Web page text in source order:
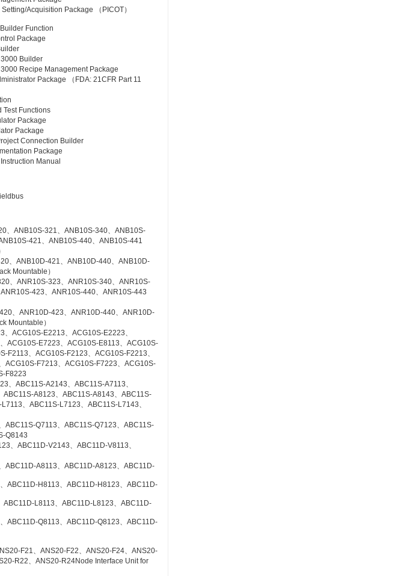
Acquisition Package （PICOT）
Function
Package
Builder
Recipe Management Package
Package （FDA: 21CFR Part 11
Test Functions
Package
Package
Connection Builder
Package
Manual
、ANB10S-321、ANB10S-340、ANB10S-
421、ANB10S-440、ANB10S-441
、ANB10D-421、ANB10D-440、ANB10D-
Mountable）
、ANR10S-323、ANR10S-340、ANR10S-
423、ANR10S-440、ANR10S-443
、ANR10D-423、ANR10D-440、ANR10D-
Mountable）
ACG10S-E2213、ACG10S-E2223、
ACG10S-E7223、ACG10S-E8113、ACG10S-
F2113、ACG10S-F2123、ACG10S-F2213、
ACG10S-F7213、ACG10S-F7223、ACG10S-
F8223
、ABC11S-A2143、ABC11S-A7113、
A8123、ABC11S-A8143、ABC11S-
、ABC11S-L7123、ABC11S-L7143、
ABC11S-Q7113、ABC11S-Q7123、ABC11S-
Q8143
、ABC11D-V2143、ABC11D-V8113、
ABC11D-A8113、ABC11D-A8123、ABC11D-
ABC11D-H8113、ABC11D-H8123、ABC11D-
L8113、ABC11D-L8123、ABC11D-
ABC11D-Q8113、ABC11D-Q8123、ABC11D-
F21、ANS20-F22、ANS20-F24、ANS20-
R22、ANS20-R24Node Interface Unit for